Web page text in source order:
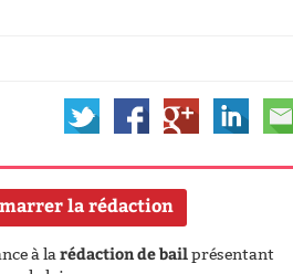
la rédaction
à larédaction de bailprésentant